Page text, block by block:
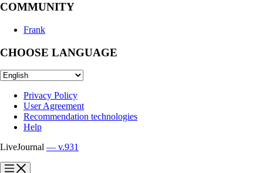
COMMUNITY
Frank
CHOOSE LANGUAGE
Privacy Policy
User Agreement
Recommendation technologies
Help
LiveJournal — v.931
?
?